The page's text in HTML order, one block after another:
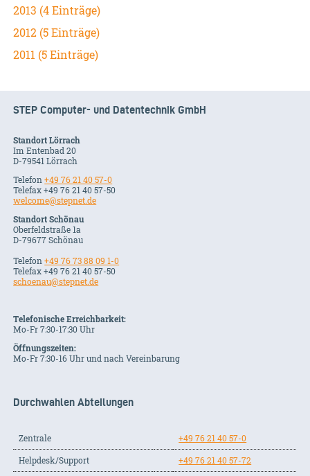
2013 (4 Einträge)
2012 (5 Einträge)
2011 (5 Einträge)
STEP Computer- und Datentechnik GmbH
Standort Lörrach
Im Entenbad 20
D-79541 Lörrach
Telefon+49 76 21 40 57-0
Telefax +49 76 21 40 57-50
welcome@stepnet.de
Standort Schönau
Oberfeldstraße 1a
D-79677 Schönau
Telefon+49 76 73 88 09 1-0
Telefax +49 76 21 40 57-50
schoenau@stepnet.de
Telefonische Erreichbarkeit:
Mo-Fr 7:30-17:30 Uhr
Öffnungszeiten:
Mo-Fr 7:30-16 Uhr und nach Vereinbarung
Durchwahlen Abteilungen
Zentrale
+49 76 21 40 57-0
Helpdesk/Support
+49 76 21 40 57-72